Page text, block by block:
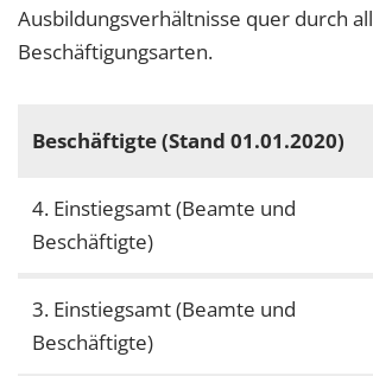
Ausbildungsverhältnisse quer durch
Beschäftigungsarten.
Beschäftigte (Stand 01.01.2020)
4. Einstiegsamt (Beamte und
Beschäftigte)
3. Einstiegsamt (Beamte und
Beschäftigte)
Einverständnis-Cookie
Zweck:
Cookie Laufzeit:
EXTERNE MEDIEN